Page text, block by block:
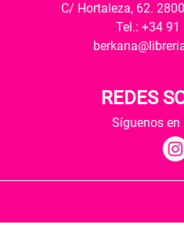
C/ Hortaleza, 62.
Tel.: +34
REDES
Síguenos